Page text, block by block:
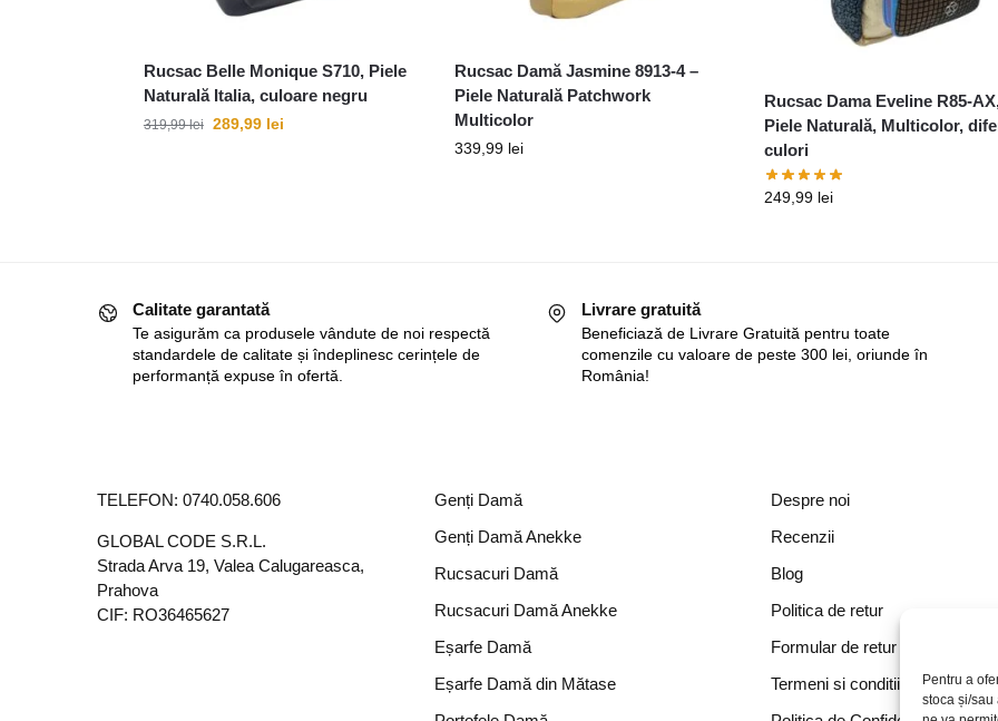
Pentru a
stoca și/sau
Rucsac Belle Monique S710, Piele
Naturală Italia, culoare negru
319,99lei 289,99 lei
Rucsac Damă Jasmine 8913-4 –
Piele Naturală Patchwork
Multicolor
339,99 lei
Rucsac Dama Eveline R85-
Piele Naturală, Multicolor,
culori
249,99 lei
Calitate garantată
Te asigurăm ca produsele vândute de noi respectă
standardele de calitate și îndeplinesc cerințele de
performanță expuse în ofertă.
Livrare gratuită
Beneficiază de Livrare Gratuită pentru toate
comenzile cu valoare de peste 300 lei, oriunde în
România!
TELEFON: 0740.058.606
GLOBAL CODE S.R.L.
Strada Arva 19, Valea Calugareasca,
Prahova
CIF: RO36465627
Genți Damă
Genți Damă Anekke
Rucsacuri Damă
Rucsacuri Damă Anekke
Eșarfe Damă
Eșarfe Damă din Mătase
Despre noi
Recenzii
Blog
Politica de retur
Formular de retur
Termeni si conditii